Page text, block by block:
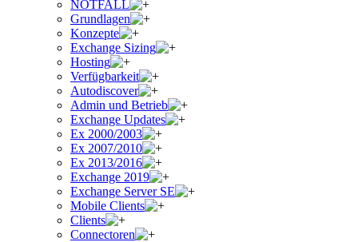
NOTFALL
Grundlagen
Konzepte
Exchange Sizing
Hosting
Verfügbarkeit
Autodiscover
Admin und Betrieb
Exchange Updates
Ex 2000/2003
Ex 2007/2010
Ex 2013/2016
Exchange 2019
Exchange Server SE
Mobile Clients
Clients
Connectoren